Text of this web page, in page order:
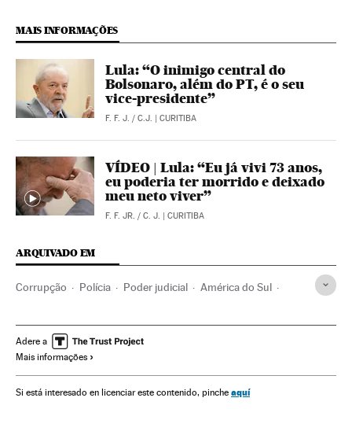
MAIS INFORMAÇÕES
Lula: “O inimigo central do
Bolsonaro, além do PT, é o seu
vice-presidente”
F. F. J. / C.J. | CURITIBA
VÍDEO | Lula: “Eu já vivi 73 anos,
eu poderia ter morrido e deixado
meu neto viver”
F. F. JR. / C. J. | CURITIBA
ARQUIVADO EM
Corrupção Polícia Poder judicial América do Sul
América Política Justiça
Operação Lava Jato
Partido dos Trabalhadores Justiça Federal
Adere a
Mais informações
Si está interesado en licenciar este contenido, pinche aquí